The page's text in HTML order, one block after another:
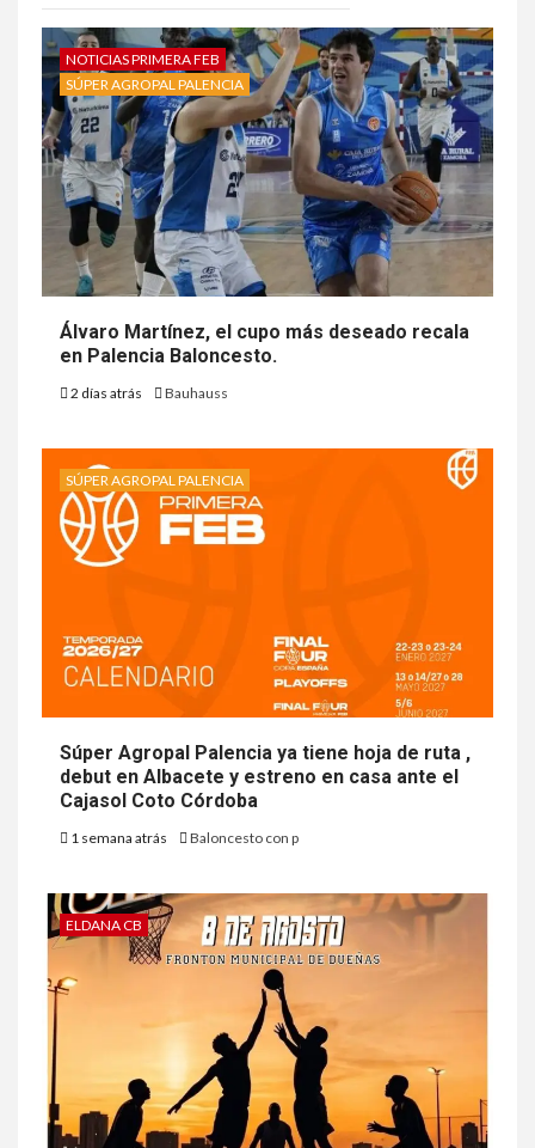
NOTICIAS PRIMERA FEB
SÚPER AGROPAL PALENCIA
Álvaro Martínez, el cupo más deseado recala
en Palencia Baloncesto.
2 días atrás Bauhauss
SÚPER AGROPAL PALENCIA
Súper Agropal Palencia ya tiene hoja de ruta ,
debut en Albacete y estreno en casa ante el
Cajasol Coto Córdoba
1 semana atrás Baloncesto con p
ELDANA CB